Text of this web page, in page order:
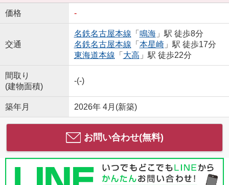
価格 -
交通
名鉄名古屋本線 「 鳴海」駅 徒歩8分
名鉄名古屋本線 「 本星崎」駅 徒歩17分
東海道本線 「 大高 」駅 徒歩22分
間取り
(建物面積)
-(-)
築年月 2026年 4月(新築)
お問い合わせ(無料)